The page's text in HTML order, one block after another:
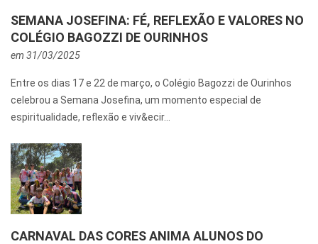
SEMANA JOSEFINA: FÉ, REFLEXÃO E VALORES NO
COLÉGIO BAGOZZI DE OURINHOS
em 31/03/2025
Entre os dias 17 e 22 de março, o Colégio Bagozzi de Ourinhos
celebrou a Semana Josefina, um momento especial de
espiritualidade, reflexão e viv&ecir...
CARNAVAL DAS CORES ANIMA ALUNOS DO